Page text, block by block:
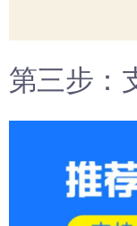
第三步：